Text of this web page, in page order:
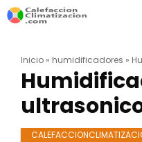
Saltar
contenido
Inicio » humidificadores »